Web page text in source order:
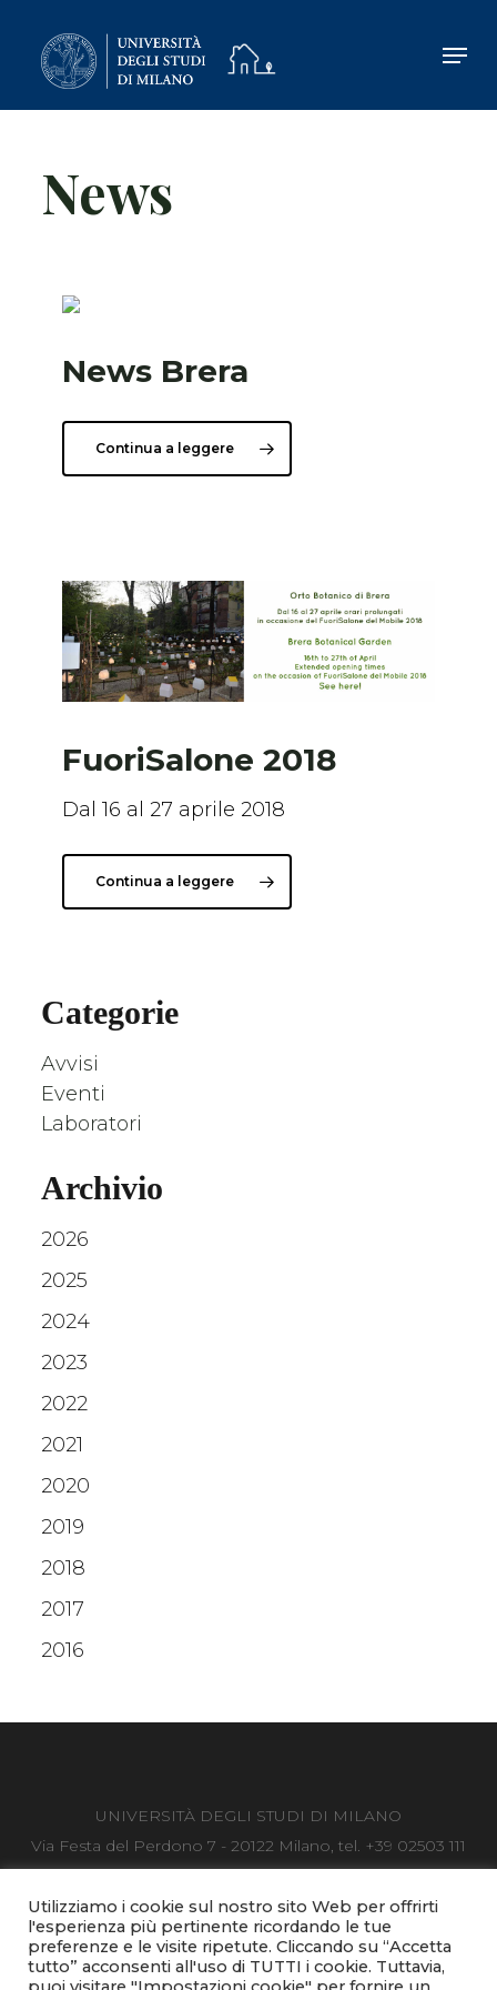
main
News
News Brera
Continua a leggere
FuoriSalone 2018
Dal 16 al 27 aprile 2018
Continua a leggere
Categorie
Avvisi
Eventi
Laboratori
Archivio
2026
2025
2024
2023
2022
2021
2020
2019
2018
2017
2016
UNIVERSITÀ DEGLI STUDI DI MILANO
Via Festa del Perdono 7 - 20122 Milano, tel. +39 02503 111
Posta Elettronica Certificata
C.F. 80012650158 - P.I. 03064870151
Accessibilità-Privacy & cookies-Note legali
Orti Botanici della Statale © Copyright 2020
Utilizziamo i cookie sul nostro sito Web per offrirti
l'esperienza più pertinente ricordando le tue
preferenze e le visite ripetute. Cliccando su “Accetta
tutto” acconsenti all'uso di TUTTI i cookie. Tuttavia,